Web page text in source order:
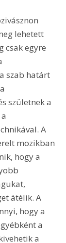
lehetett
csak egyre
szab határt
születnek a
A
mozikban
hogy a
átélik. A
hogy a
a
a